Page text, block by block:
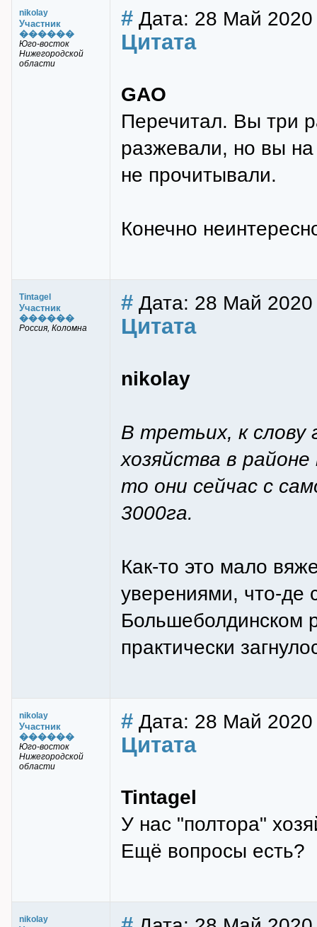
nikolay
Участник
������
Юго-восток
Нижегородской
области
# Дата: 28 Май 2020
Цитата
GAO
Перечитал. Вы три
разжевали, но вы
не прочитывали.
Конечно
Tintagel
Участник
������
Россия, Коломна
# Дата: 28 Май 2020
Цитата
nikolay
В третьих, к слову
хозяйства в
то они сейчас с
3000га.
Как-то это мало
уверениями, что-де
Большеболдинском
практически
nikolay
Участник
������
Юго-восток
Нижегородской
области
# Дата: 28 Май 2020
Цитата
Tintagel
У нас "полтора"
Ещё вопросы есть?
nikolay